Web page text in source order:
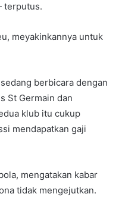
terputus.
meyakinkannya untuk
berbicara dengan
St Germain dan
klub itu cukup
mendapatkan gaji
mengatakan kabar
tidak mengejutkan.